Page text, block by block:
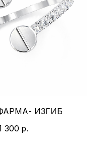
ИЗГИБ
300 р.